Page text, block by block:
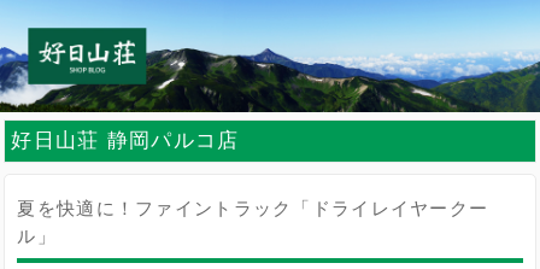
好日山荘 静岡パルコ店
夏を快適に！ファイントラック「ドライレイヤークー
ル」